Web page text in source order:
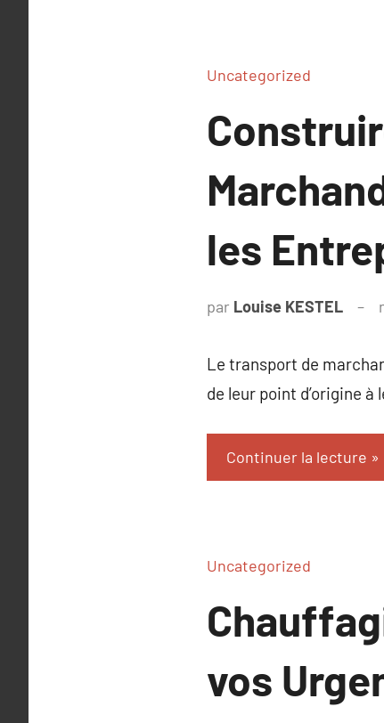
Uncategorized
les
par Louise KESTEL
Le transport de
de leur point d’origine
Continuer la lecture
Uncategorized
vos